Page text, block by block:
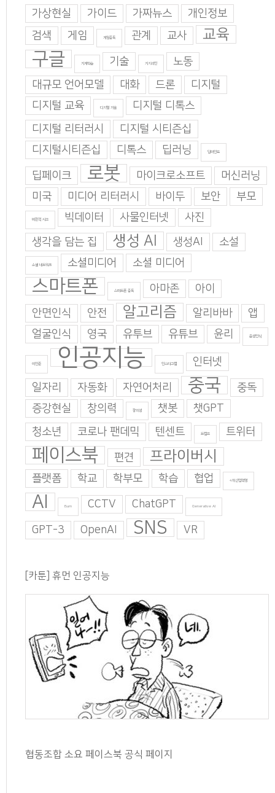
가상현실 가이드 가짜뉴스
개인정보
검색
게임 게임중독 관계 교사 교육
구글 기계학습 기술 기지과인
노동
대규모 언어모델
대화 드론
디지털
디지털 교육
디지털 기술
디지털 디톡스
디지털 리터러시
디지털 시티즌십
디지털시티즌십
디톡스 딥러닝 딥마인드
딥페이크 로봇 마이크로소프트
머신러닝
미국
미디어 리터러시 바이두 보안 부모
비판적 사고 빅데이터 사물인터넷
사진
생각을 담는 집
생성 AI 생성AI 소설
소셜 네트워크 소셜미디어 소셜 미디어
스마트폰 스마트폰 중독 아마존
아이
안면인식
안전 알고리즘 알리바바
앱
얼굴인식
영국 유투브 유튜브 윤리 음성인식
이인준 인공지능 인스타그램 인터넷
일자리 자동화 자연어처리 중국
중독
증강현실
창의력 창의성 챗봇
챗GPT
청소년
코로나 팬데믹 텐센트 트럼프 트위터
페이스북 편견 프라이버시
플랫폼 학교 학부모 학습 협업 4차산업혁명
AI Burn CCTV ChatGPT Generative AI
GPT-3 OpenAI SNS VR
[카툰] 휴먼 인공지능
협동조합 소요 페이스북 공식 페이지